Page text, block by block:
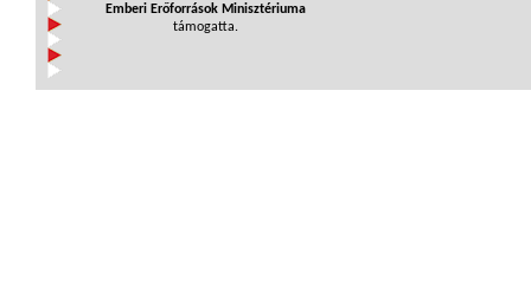
Emberi Erőforrások Minisztériuma
támogatta.